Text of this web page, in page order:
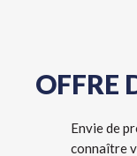
OFFRE
Envie de
connaître